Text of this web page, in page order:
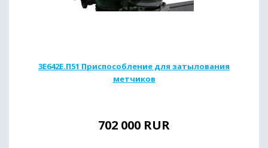
3Е642Е.П51 Приспособление для затылования
метчиков
702 000 RUR